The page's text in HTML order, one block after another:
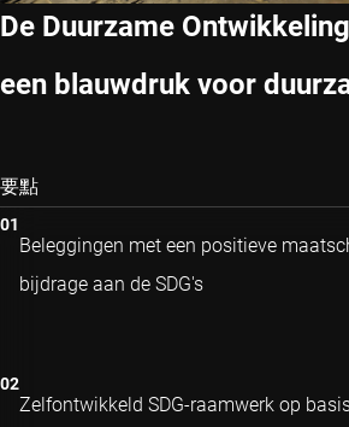
De Duurzame
een blauwdruk voor
要點
Beleggingen met een positieve
bijdrage aan de SDG's
Zelfontwikkeld SDG-raamwerk op